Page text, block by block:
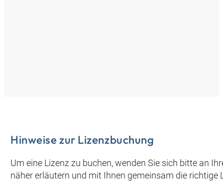
Hinweise zur Lizenzbuchung
Um eine Lizenz zu buchen, wenden Sie sich bitte an
näher erläutern und mit Ihnen gemeinsam die richtige